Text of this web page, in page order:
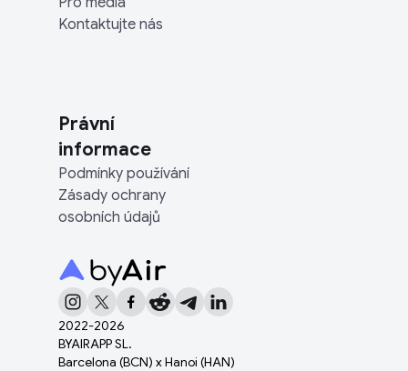
2022-2026
BYAIRAPP SL.
Barcelona (BCN) x Hanoi (HAN)
Kontaktujte nás
Právní
informace
Podmínky používání
Zásady ochrany
osobních údajů